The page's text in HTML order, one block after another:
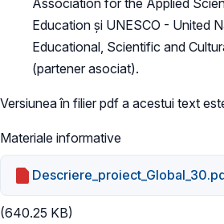
Education și UNESCO - United
Educational, Scientific and
(partener asociat).
Versiunea în filier pdf a acestui text
Materiale informative
(640.25 KB)